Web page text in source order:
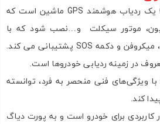
G19S یک ردیاب هوشمند GPS ماشین است که
موتور سیکلت و…نصب شود که با
ردیاب خودرو وان وی G19S با ویژگی‌های فنی منحصر به فرد، توانسته
کند.
برای خودرو است و به پورت دیاگ